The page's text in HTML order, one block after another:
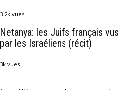
3.2k vues
Netanya: les Juifs français vus
par les Israéliens (récit)
3k vues